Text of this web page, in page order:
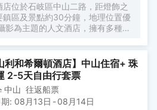
位於石岐區中山二路，距燈飾之
區及景點約30分鐘，地理位置優
影為主題的人文酒店，擁有多種温
浴用品、100M高速光纖、wifi等設
利和希爾頓酒店】中山住宿+ 珠
2-5天自由行套票
中山 往返船票
: 08月13日 -08月14日